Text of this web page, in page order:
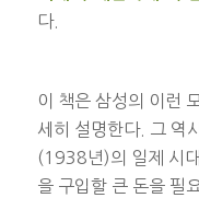
다.
이 책은 삼성의 이런
세히 설명한다. 그 역
(1938년)의 일제 시
을 구입할 큰 돈을 필